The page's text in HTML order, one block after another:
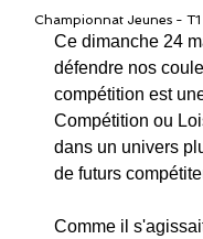
Championnat Jeunes - T1
Ce dimanche 24
défendre nos
compétition est
Compétition ou
dans un univers
de futurs
Comme il